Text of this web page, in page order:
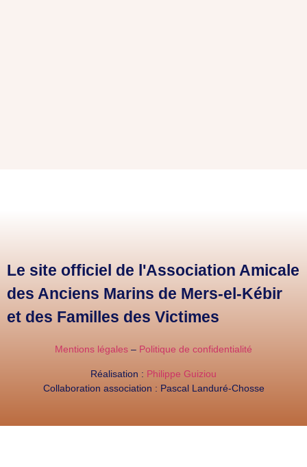
Le site officiel de l'Association Amicale
des Anciens Marins de Mers-el-Kébir
et des Familles des Victimes
Mentions légales – Politique de confidentialité
Réalisation : Philippe Guiziou
Collaboration association : Pascal Landuré-Chosse